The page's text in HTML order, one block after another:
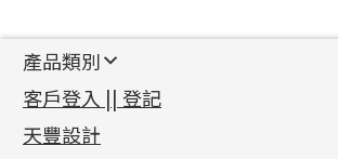
產品類別
新產品
足金系列
足金配件
機織鏈系列
客戶登入 || 登記
天豐設計